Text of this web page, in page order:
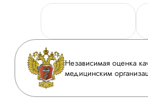
Руководство
Сотрудничество
Инвесторам
Журнал «Мать и дитя»
Вакансии
Персональные данные
Горячая линия качества
Вопрос-ответ
Приложение пациента
Статьи
Независимая оценка
медицинским